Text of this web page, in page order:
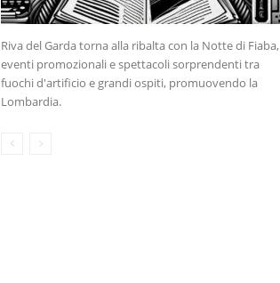
Riva del Garda torna alla ribalta con la Notte di Fiaba,
eventi promozionali e spettacoli sorprendenti tra
fuochi d'artificio e grandi ospiti, promuovendo la
Lombardia.